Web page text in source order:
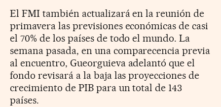
El FMI también actualizará en la reunión de
primavera las previsiones económicas de casi
el 70% de los países de todo el mundo. La
semana pasada, en una comparecencia previa
al encuentro, Gueorguieva adelantó que el
fondo revisará a la baja las proyecciones de
crecimiento de PIB para un total de 143
países.